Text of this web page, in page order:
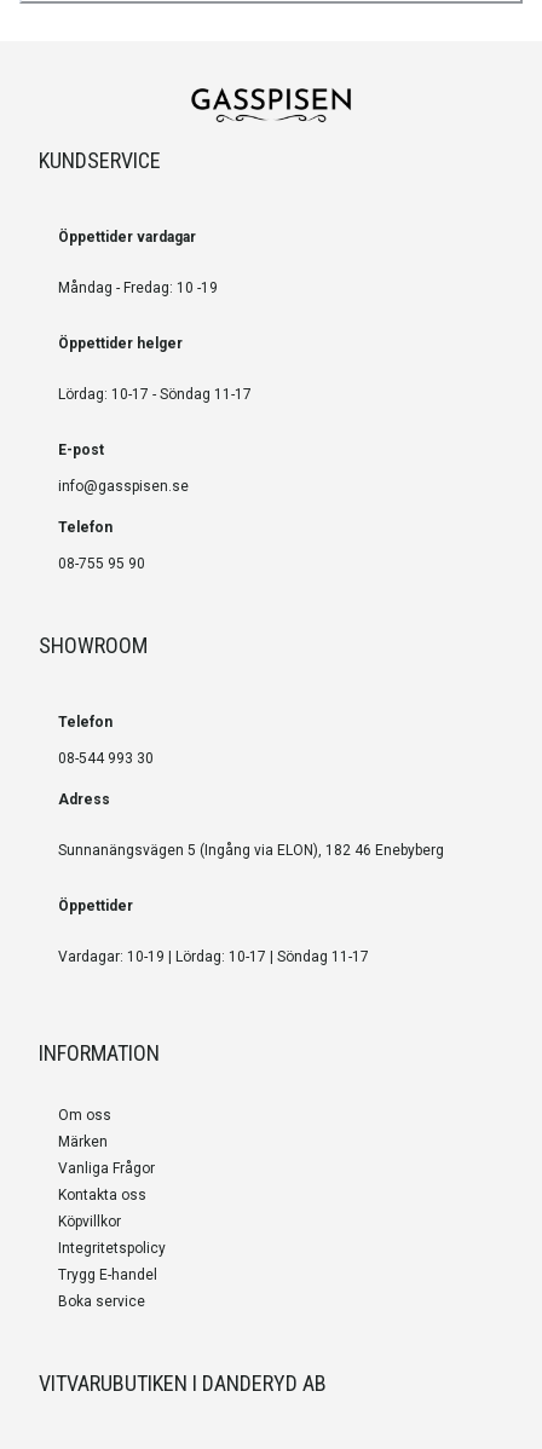
KUNDSERVICE
Öppettider vardagar
Måndag - Fredag: 10 -19
Öppettider helger
Lördag: 10-17 - Söndag 11-17
E-post
info@gasspisen.se
Telefon
08-755 95 90
SHOWROOM
Telefon
08-544 993 30
Adress
Sunnanängsvägen 5 (Ingång via ELON), 182 46 Enebyberg
Öppettider
Vardagar: 10-19 | Lördag: 10-17 | Söndag 11-17
INFORMATION
Om oss
Märken
Vanliga Frågor
Kontakta oss
Köpvillkor
Integritetspolicy
Trygg E-handel
Boka service
VITVARUBUTIKEN I DANDERYD AB